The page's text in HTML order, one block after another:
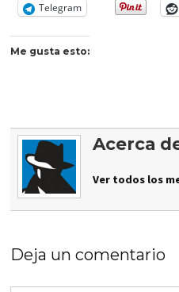
Telegram
Me gusta esto:
Acerca
Ver todos los
Deja un comentario